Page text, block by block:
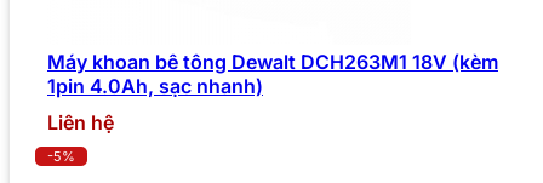
Máy khoan bê tông Dewalt DCH263M1 18V (kèm
1pin 4.0Ah, sạc nhanh)
Liên hệ
-5%